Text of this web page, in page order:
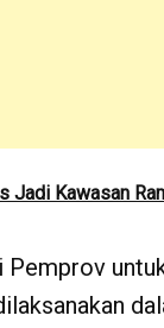
Jadi Kawasan
Pemprov